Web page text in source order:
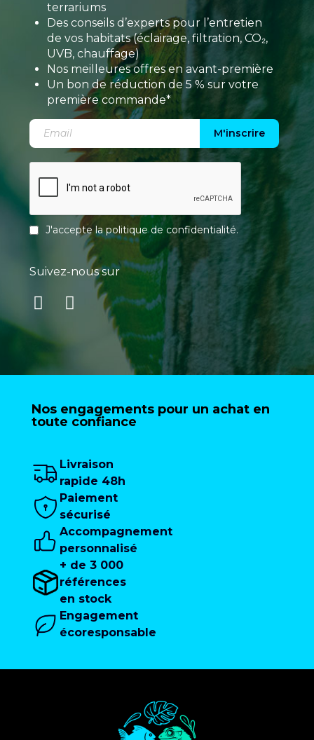
terrariums
Des conseils d’experts pour l’entretien
de vos habitats (éclairage, filtration, CO₂,
UVB, chauffage)
Nos meilleures offres en avant-première
Un bon de réduction de 5 % sur votre
première commande*
M'inscrire
J'accepte lapolitique de confidentialité.
Suivez-nous sur
Nos engagements pour un achat en
toute confiance
Livraison
rapide 48h
Paiement
sécurisé
Accompagnement
personnalisé
+ de 3 000
références
en stock
Engagement
écoresponsable